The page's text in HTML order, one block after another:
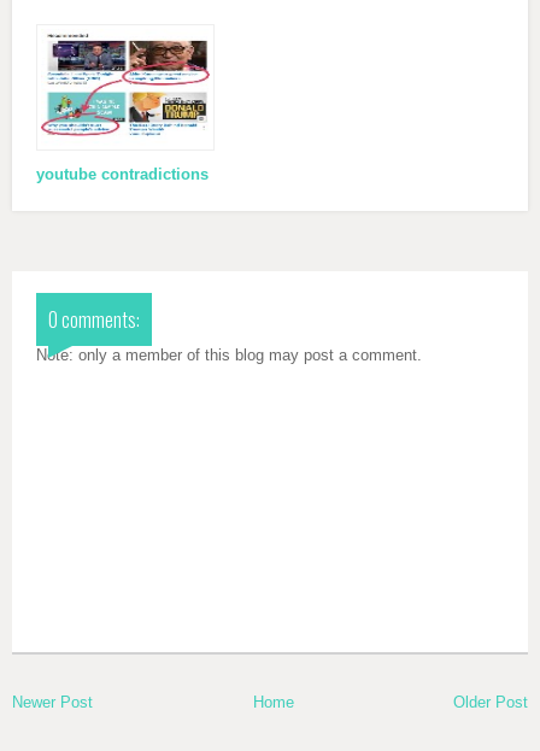
youtube contradictions
0 comments:
Note: only a member of this blog may post a comment.
Newer Post Home Older Post